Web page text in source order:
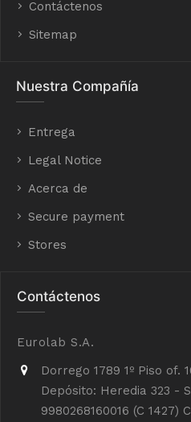
Contáctenos
Sitemap
Nuestra Compañía
Entrega
Legal Notice
Acerca de
Secure payment
Stores
Contáctenos
Eurolab S.A.
Dorrego 1789 1º Piso of.
Depósito: Heredia 323 -
9980268160016 (C 1427)